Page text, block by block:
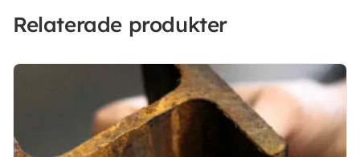
Relaterade produkter